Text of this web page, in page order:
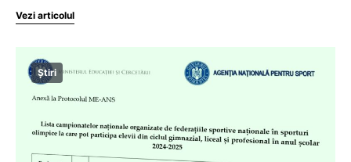
Vezi articolul
Știri